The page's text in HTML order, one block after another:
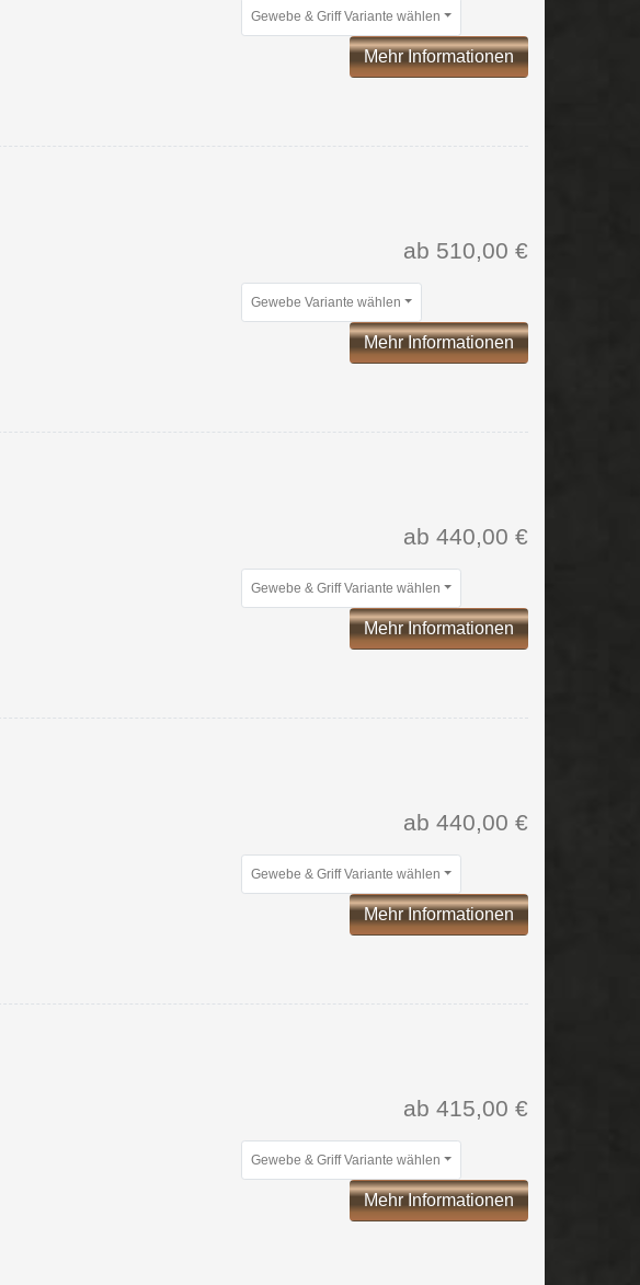
Gewebe & Griff Variante wählen
Mehr Informationen
ab 510,00 €
Gewebe Variante wählen
Mehr Informationen
ab 440,00 €
Gewebe & Griff Variante wählen
Mehr Informationen
ab 440,00 €
Gewebe & Griff Variante wählen
Mehr Informationen
ab 415,00 €
Gewebe & Griff Variante wählen
Mehr Informationen